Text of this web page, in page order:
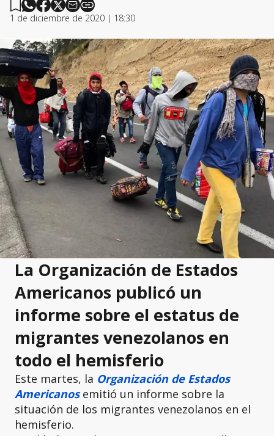
1 de diciembre de 2020 | 18:30
La Organización de Estados
Americanos publicó un
informe sobre el estatus de
migrantes venezolanos en
todo el hemisferio
Este martes, la Organización de Estados
Americanosemitió un informe sobre la
situación de los migrantes venezolanos en el
hemisferio.